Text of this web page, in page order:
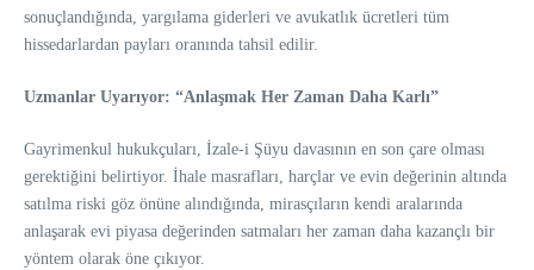
sonuçlandığında, yargılama giderleri ve avukatlık ücretleri tüm
hissedarlardan payları oranında tahsil edilir.
Uzmanlar Uyarıyor: “Anlaşmak Her Zaman Daha Karlı”
Gayrimenkul hukukçuları, İzale-i Şüyu davasının en son çare olması
gerektiğini belirtiyor. İhale masrafları, harçlar ve evin değerinin altında
satılma riski göz önüne alındığında, mirasçıların kendi aralarında
anlaşarak evi piyasa değerinden satmaları her zaman daha kazançlı bir
yöntem olarak öne çıkıyor.